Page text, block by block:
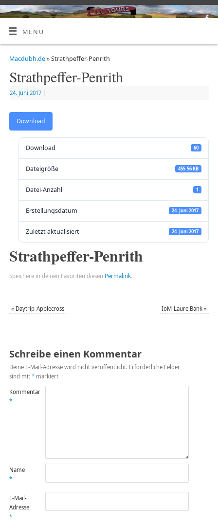
MENÜ
Macdubh.de» Strathpeffer-Penrith
Strathpeffer-Penrith
24. Juni 2017
Download
Download 60
Dateigröße 455.56 KB
Datei-Anzahl 1
Erstellungsdatum 24. Juni 2017
Zuletzt aktualisiert 24. Juni 2017
Strathpeffer-Penrith
Speichere in deinen Favoriten diesen Permalink.
« Daytrip-Applecross IoM-LaurelBank»
Schreibe einen Kommentar
Deine E-Mail-Adresse wird nicht veröffentlicht. Erforderliche Felder
sind mit *markiert
Kommentar
*
Name
*
E-Mail-
Adresse
*